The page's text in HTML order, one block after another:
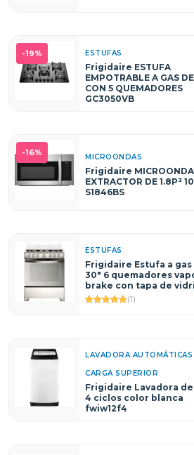
-19% ESTUFAS
Frigidaire ESTUFA
EMPOTRABLE A GAS
CON 5 QUEMADORES
GC3050VB
-16% MICROONDAS
Frigidaire
EXTRACTOR DE 1.8P³
S1846BS
ESTUFAS
Frigidaire Estufa a gas
30" 6 quemadores
brake con tapa de
(1)
LAVADORA AUTOMÁTICAS
CARGA SUPERIOR
Frigidaire Lavadora de
4 ciclos color blanca
fwiw12f4